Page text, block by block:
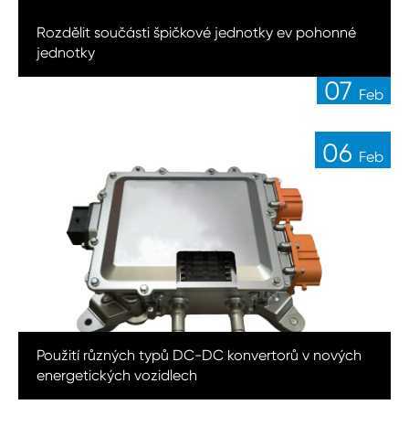
14
07 Feb
Rozdělit součásti špičkové jednotky ev pohonné
jednotky
06 Feb
Použití různých typů DC-DC konvertorů v nových
energetických vozidlech